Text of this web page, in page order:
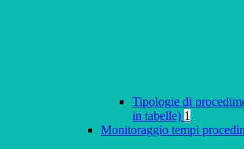
Tipologie di
in tabelle) 1
Monitoraggio tempi